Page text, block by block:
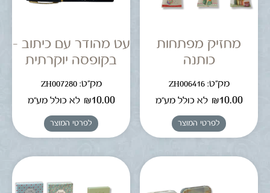
מחזיק מפתחות
כותנה
מק"ט: ZH006416
₪10.00 לא כולל מע"מ
לפרטי המוצר
עט מהודר עם כיתוב –
בקופסה יוקרתית
מק"ט: ZH007280
₪10.00 לא כולל מע"מ
לפרטי המוצר